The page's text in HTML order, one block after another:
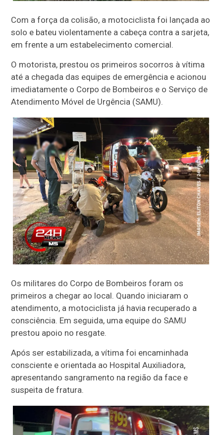
Com a força da colisão, a motociclista foi lançada ao
solo e bateu violentamente a cabeça contra a sarjeta,
em frente a um estabelecimento comercial.
O motorista, prestou os primeiros socorros à vítima
até a chegada das equipes de emergência e acionou
imediatamente o Corpo de Bombeiros e o Serviço de
Atendimento Móvel de Urgência (SAMU).
Os militares do Corpo de Bombeiros foram os
primeiros a chegar ao local. Quando iniciaram o
atendimento, a motociclista já havia recuperado a
consciência. Em seguida, uma equipe do SAMU
prestou apoio no resgate.
Após ser estabilizada, a vítima foi encaminhada
consciente e orientada ao Hospital Auxiliadora,
apresentando sangramento na região da face e
suspeita de fratura.